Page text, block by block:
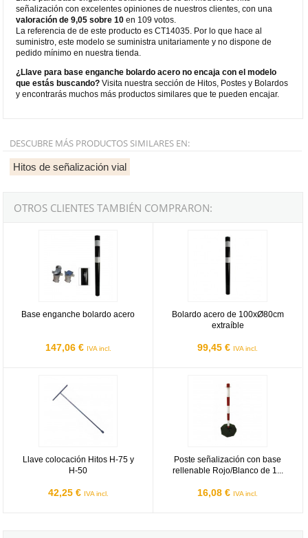
señalización con excelentes opiniones de nuestros clientes, con una
valoración de 9,05 sobre 10 en 109 votos.
La referencia de de este producto es CT14035. Por lo que hace al
suministro, este modelo se suministra unitariamente y no dispone de
pedido mínimo en nuestra tienda.
¿Llave para base enganche bolardo acero no encaja con el modelo
que estás buscando? Visita nuestra sección de Hitos, Postes y Bolardos
y encontrarás muchos más productos similares que te pueden encajar.
DESCUBRE MÁS PRODUCTOS SIMILARES EN:
Hitos de señalización vial
OTROS CLIENTES TAMBIÉN COMPRARON:
Base enganche bolardo acero
147,06 € IVA incl.
Bolardo acero de 100xØ80cm
extraíble
99,45 € IVA incl.
Llave colocación Hitos H-75 y
H-50
42,25 € IVA incl.
Poste señalización con base
rellenable Rojo/Blanco de 1...
16,08 € IVA incl.